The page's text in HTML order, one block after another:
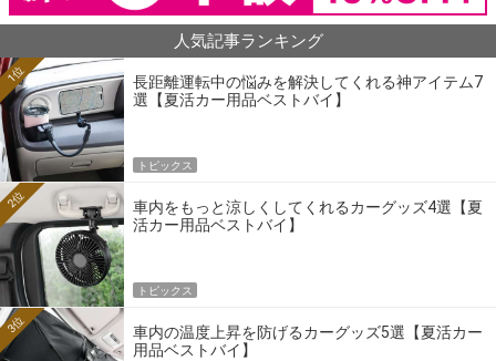
人気記事ランキング
長距離運転中の悩みを解決してくれる神アイテム7
選【夏活カー用品ベストバイ】
1位
トピックス
車内をもっと涼しくしてくれるカーグッズ4選【夏
活カー用品ベストバイ】
2位
トピックス
車内の温度上昇を防げるカーグッズ5選【夏活カー
用品ベストバイ】
3位